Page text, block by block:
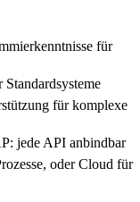
für
für komplexe
jede API anbindbar
oder Cloud für